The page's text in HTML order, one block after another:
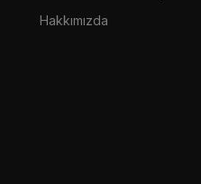
Hakkımızda